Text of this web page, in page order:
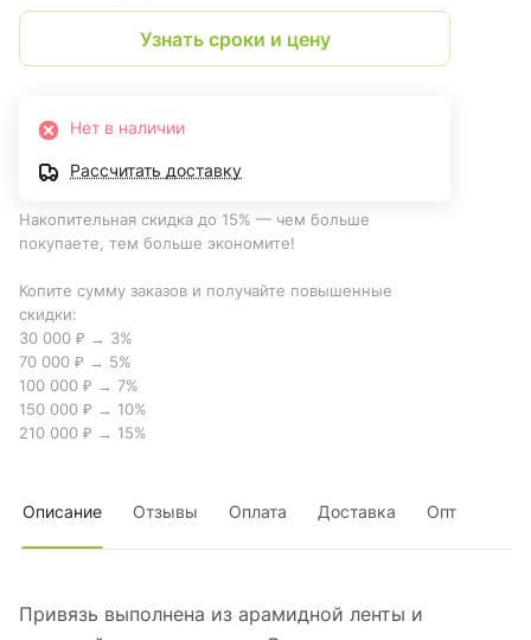
Узнать сроки и цену
Нет в наличии
Рассчитать доставку
Накопительная скидка до 15% — чем больше
покупаете, тем больше экономите!
Копите сумму заказов и получайте повышенные
скидки:
30 000 ₽ → 3%
70 000 ₽ → 5%
100 000 ₽ → 7%
150 000 ₽ → 10%
210 000 ₽ → 15%
Описание Отзывы Оплата Доставка Опт
Привязь выполнена из арамидной ленты и